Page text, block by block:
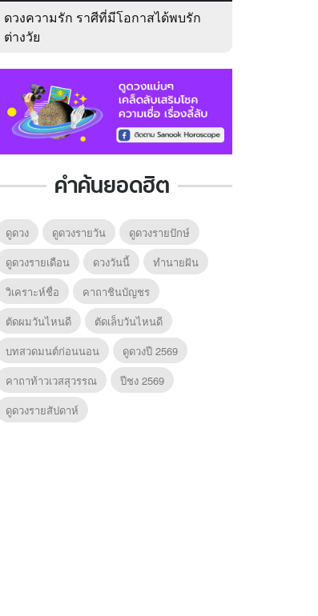
ดวงความรัก ราศีที่มีโอกาสได้พบรัก
ต่างวัย
คำค้นยอดฮิต
ดูดวง ดูดวงรายวัน
ดูดวงรายปักษ์
ดูดวงรายเดือน
ดวงวันนี้
ทํานายฝัน
วิเคราะห์ชื่อ
คาถาชินบัญชร
ตัดผมวันไหนดี
ตัดเล็บวันไหนดี
บทสวดมนต์ก่อนนอน
ดูดวงปี 2569
คาถาท้าวเวสสุวรรณ
ปีชง 2569
ดูดวงรายสัปดาห์